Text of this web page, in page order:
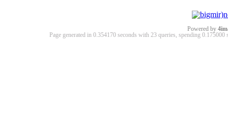
Powered by
Page generated in 0.354170 seconds with 23 queries, spending